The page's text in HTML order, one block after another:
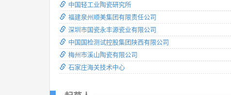
中国轻工业陶瓷研究所
福建泉州顺美集团有限责任公司
深圳市国瓷永丰源瓷业有限公司
中国国检测试控股集团陕西有限公司
梅州市溪山陶瓷有限公司
石家庄海关技术中心